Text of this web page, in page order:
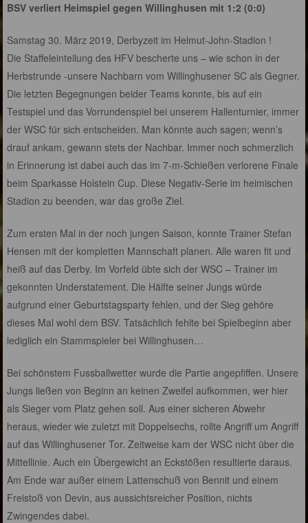
BSV verliert Heimspiel gegen Willinghusen mit 1:2 (0:0)
Samstag 30. März 2019, Derbyzeit im Helmut-John-Stadion !
Die Staffeleinteilung des HFV bescherte uns – wie schon in der
Herbstrunde -unsere Nachbarn vom Willinghusener SC als Gegner.
Die letzten Begegnungen beider Teams konnte, bis auf ein
Testspiel und das Vorrundenspiel bei unserem Hallenturnier, immer
der WSC für sich entscheiden. Man könnte auch sagen; wenn’s
drauf ankam, gewann stets der Nachbar. Immer noch schmerzlich
in Erinnerung ist dabei auch das im 7-m-Schießen verlorene Finale
beim Sparkasse Holstein Cup. Diese Negativ-Serie im heimischen
Stadion zu beenden, war das große Ziel.
Zum ersten Mal in der noch jungen Saison, konnte Trainer Stefan
Hensen mit der kompletten Mannschaft planen. Alle waren fit und
heiß auf das Derby. Im Vorfeld übte sich der WSC – Trainer im
gekonnten Understatement. Die Hälfte seiner Jungs würde
aufgrund einer Geburtstagsparty fehlen, und der Sieg gehöre
dieses Mal wohl dem BSV. Tatsächlich fehlte bei Spielbeginn aber
lediglich ein Stammspieler bei Willinghusen…
Bei schönstem Fussballwetter wurde die Partie angepfiffen. Unsere
Jungs ließen von Beginn an keinen Zweifel aufkommen, wer hier
als Sieger vom Platz gehen soll. Aus einer sicheren Abwehr
heraus, wieder wie zuletzt mit Doppelsechs, rollte Angriff um Angriff
auf das Willinghusener Tor. Zeitweise kam der WSC nicht über die
Mittellinie. Auch ein Übergewicht an Eckstößen resultierte daraus.
Am Ende war außer einem Lattenschuß von Bennit und einem
Freistoß von Devin, aus aussichtsreicher Position, nichts
Zwingendes dabei.